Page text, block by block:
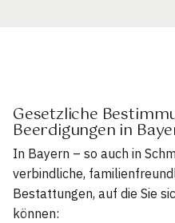
Gesetzliche
Beerdigungen in
In Bayern – so auch in
verbindliche,
Bestattungen, auf die Sie
können: